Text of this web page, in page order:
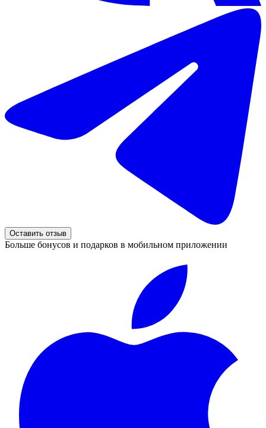
Оставить отзыв
Больше бонусов и подарков в мобильном приложении